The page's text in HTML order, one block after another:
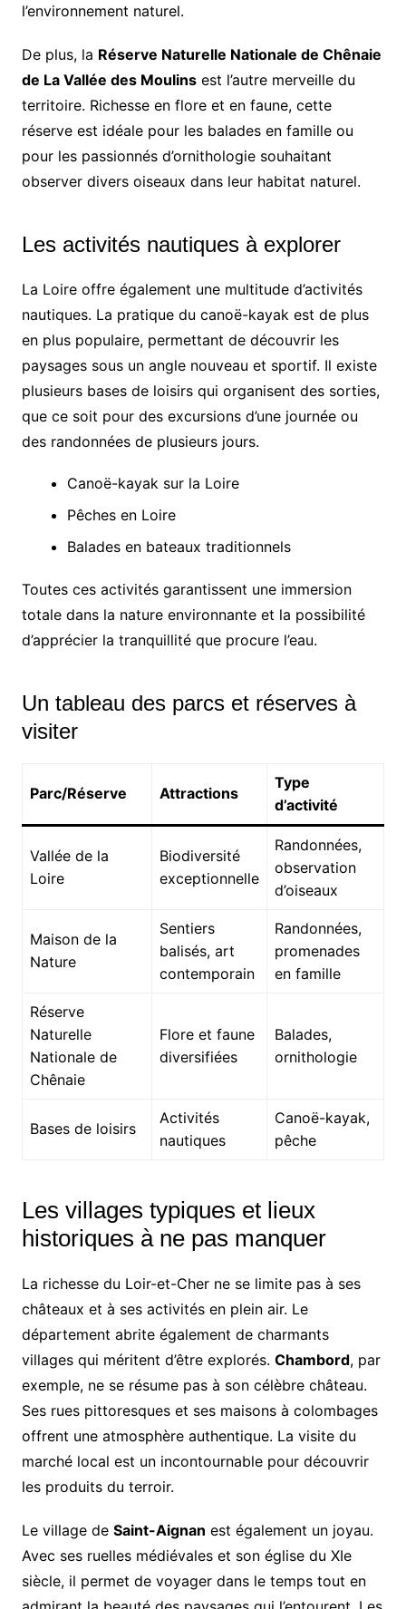
l’environnement naturel.
De plus, la Réserve Naturelle Nationale de Chênaie
de La Vallée des Moulinsest l’autre merveille du
territoire. Richesse en flore et en faune, cette
réserve est idéale pour les balades en famille ou
pour les passionnés d’ornithologie souhaitant
observer divers oiseaux dans leur habitat naturel.
Les activités nautiques à explorer
La Loire offre également une multitude d’activités
nautiques. La pratique du canoë-kayak est de plus
en plus populaire, permettant de découvrir les
paysages sous un angle nouveau et sportif. Il existe
plusieurs bases de loisirs qui organisent des sorties,
que ce soit pour des excursions d’une journée ou
des randonnées de plusieurs jours.
Canoë-kayak sur la Loire
Pêches en Loire
Balades en bateaux traditionnels
Toutes ces activités garantissent une immersion
totale dans la nature environnante et la possibilité
d’apprécier la tranquillité que procure l’eau.
Un tableau des parcs et réserves à
visiter
Parc/Réserve Attractions
Type
d’activité
Vallée de la
Loire
Biodiversité
exceptionnelle
Randonnées,
observation
d’oiseaux
Maison de la
Nature
Sentiers
balisés, art
contemporain
Randonnées,
promenades
en famille
Réserve
Naturelle
Nationale de
Chênaie
Flore et faune
diversifiées
Balades,
ornithologie
Bases de loisirs
Activités
nautiques
Canoë-kayak,
pêche
Les villages typiques et lieux
historiques à ne pas manquer
La richesse du Loir-et-Cher ne se limite pas à ses
châteaux et à ses activités en plein air. Le
département abrite également de charmants
villages qui méritent d’être explorés. Chambord, par
exemple, ne se résume pas à son célèbre château.
Ses rues pittoresques et ses maisons à colombages
offrent une atmosphère authentique. La visite du
marché local est un incontournable pour découvrir
les produits du terroir.
Le village de Saint-Aignan est également un joyau.
Avec ses ruelles médiévales et son église du XIe
siècle, il permet de voyager dans le temps tout en